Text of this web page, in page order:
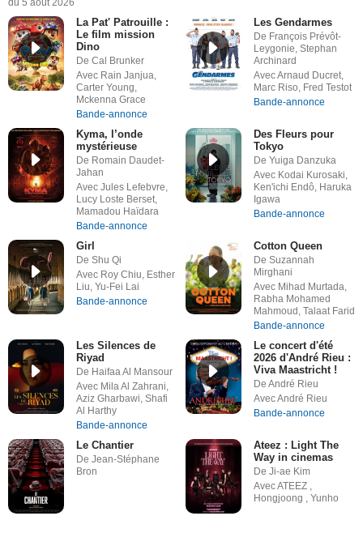
du 5 août 2026
La Pat' Patrouille :
Le film mission
Dino
De Cal Brunker
Avec Rain Janjua,
Carter Young,
Mckenna Grace
Bande-annonce
Les Gendarmes
De François Prévôt-
Leygonie, Stephan
Archinard
Avec Arnaud Ducret,
Marc Riso, Fred Testot
Bande-annonce
Kyma, l’onde
mystérieuse
De Romain Daudet-
Jahan
Avec Jules Lefebvre,
Lucy Loste Berset,
Mamadou Haïdara
Bande-annonce
Des Fleurs pour
Tokyo
De Yuiga Danzuka
Avec Kodai Kurosaki,
Ken'ichi Endô, Haruka
Igawa
Bande-annonce
Girl
De Shu Qi
Avec Roy Chiu, Esther
Liu, Yu-Fei Lai
Bande-annonce
Cotton Queen
De Suzannah
Mirghani
Avec Mihad Murtada,
Rabha Mohamed
Mahmoud, Talaat Farid
Bande-annonce
Les Silences de
Riyad
De Haifaa Al Mansour
Avec Mila Al Zahrani,
Aziz Gharbawi, Shafi
Al Harthy
Bande-annonce
Le concert d'été
2026 d'André Rieu :
Viva Maastricht !
De André Rieu
Avec André Rieu
Bande-annonce
Le Chantier
De Jean-Stéphane
Bron
Ateez : Light The
Way in cinemas
De Ji-ae Kim
Avec ATEEZ ,
Hongjoong , Yunho